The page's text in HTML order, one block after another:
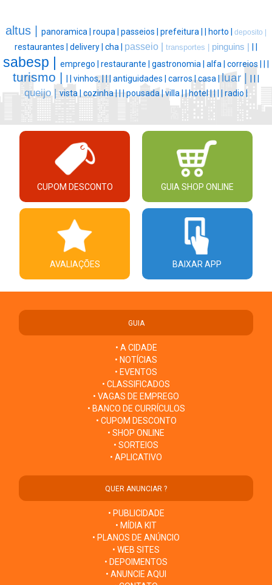
altus | panoramica | roupa | passeios | prefeitura | | horto | deposito |
restaurantes | delivery | cha | passeio | transportes | pinguins | | |
sabesp | emprego | restaurante | gastronomia | alfa | correios | | |
turismo | | | vinhos, ||| antiguidades | carros |casa | luar | | | |
queijo | vista | cozinha |||pousada |villa ||hotel ||| | radio |
CUPOM DESCONTO GUIA SHOP ONLINE
AVALIAÇÕES BAIXAR APP
GUIA
• A CIDADE
• NOTÍCIAS
• EVENTOS
• CLASSIFICADOS
• VAGAS DE EMPREGO
• BANCO DE CURRÍCULOS
• CUPOM DESCONTO
• SHOP ONLINE
• SORTEIOS
• APLICATIVO
QUER ANUNCIAR ?
• PUBLICIDADE
• MÍDIA KIT
• PLANOS DE ANÚNCIO
• WEB SITES
• DEPOIMENTOS
• ANUNCIE AQUI